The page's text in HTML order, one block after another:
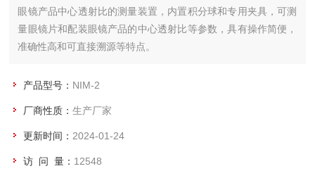
眼镜产品中心透射比的测量装置，内置积分球和专用夹具，可测
量眼镜片和配装眼镜产品的中心透射比等参数，具有操作简便，
准确性高和可直接溯源等特点。
产品型号： NIM-2
厂商性质：生产厂家
更新时间： 2024-01-24
访 问 量： 12548